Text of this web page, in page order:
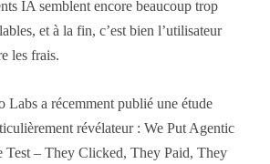
IA semblent encore beaucoup trop
et à la fin, c’est bien l’utilisateur
les frais.
Labs a récemment publié une étude
révélateur : We Put Agentic
Test – They Clicked, They Paid, They